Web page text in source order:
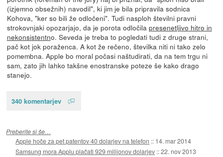
(izjemno obsežnih) navodil", ki jim je bila pripravila sodnica
Kohova, "ker so bili že odločeni". Tudi nasploh številni pravni
strokovnjaki opozarjajo, da je porota odločila presenetljivo hitro in
nekonsistentno. Seveda je treba to pogledati tudi z druge strani,
pač kot jok poraženca. A kot že rečeno, številka niti ni tako zelo
pomembna. Apple bo moral počasi naštudirati, da na tem trgu ni
sam, zato jih lahko takšne enostranske poteze še kako drago
stanejo.
340 komentarjev
Preberite si še…
Apple hoče za pet patentov 40 dolarjev na telefon :: 14. mar 2014
Samsung mora Applu plačati 929 milijonov dolarjev ::22. nov 2013